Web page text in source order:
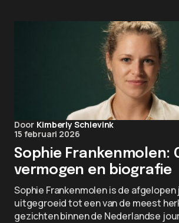
Door Kimberly Schievink
15 februari 2026
Sophie Frankenmolen:
vermogen en biografie
Sophie Frankenmolen is de afgelopen
uitgegroeid tot een van de meest
gezichten binnen de Nederlandse